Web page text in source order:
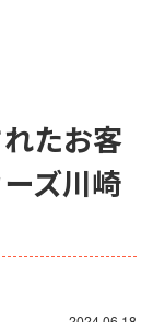
たお客
ズ川崎